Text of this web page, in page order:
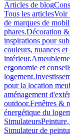
Articles de blog
Tous les articlesVoir
de marques de
phares.Décoration
inspirations pour
couleurs, nuances
intérieur.
ergonomie et
logement.
pour la location
aménagement
outdoor.Fenêtres &
énergétique du
Simulateurs
Simulateur de